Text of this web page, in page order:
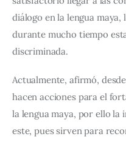
diálogo en la lengua
durante mucho tiempo
discriminada.
Actualmente, afirmó,
hacen acciones para el
la lengua maya, por ello la
este, pues sirven para